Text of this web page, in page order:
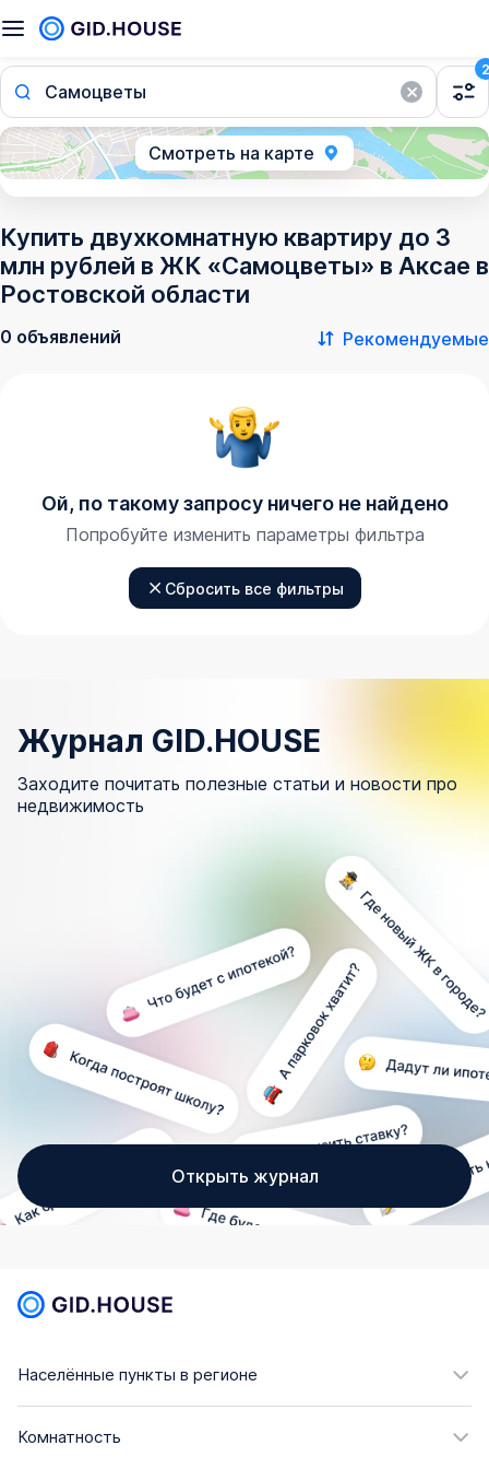
Самоцветы
2
Смотреть на карте
Купить двухкомнатную квартиру до 3
млн рублей в ЖК «Самоцветы» в Аксае в
Ростовской области
0 объявлений Рекомендуемые
Ой, по такому запросу ничего не найдено
Попробуйте изменить параметры фильтра
Сбросить все фильтры
Журнал GID.HOUSE
Заходите почитать полезные статьи и новости про
недвижимость
Открыть журнал
Населённые пункты в регионе
Комнатность